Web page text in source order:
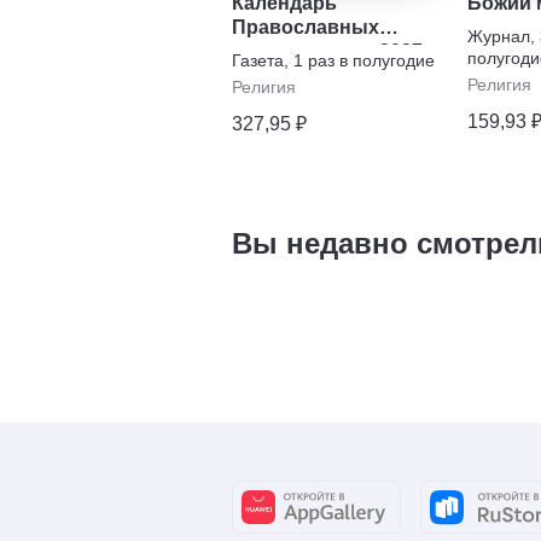
Православных
праздников на 2027
Газета
1 раз в полугодие
Религия
327,95 ₽
Журнал
Религия
159,93 ₽
Вы недавно